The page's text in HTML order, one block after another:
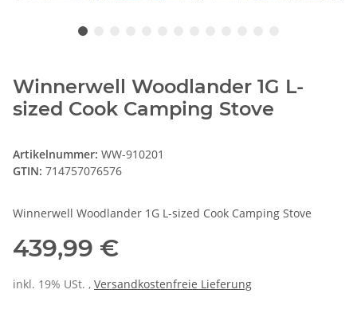
Winnerwell Woodlander 1G L-
sized Cook Camping Stove
Artikelnummer: WW-910201
GTIN: 714757076576
Winnerwell Woodlander 1G L-sized Cook Camping Stove
439,99 €
inkl. 19% USt. , Versandkostenfreie Lieferung